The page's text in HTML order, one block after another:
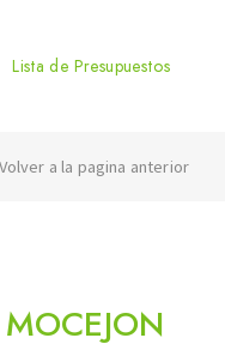
Lista de Presupuestos
Volver a la pagina anterior